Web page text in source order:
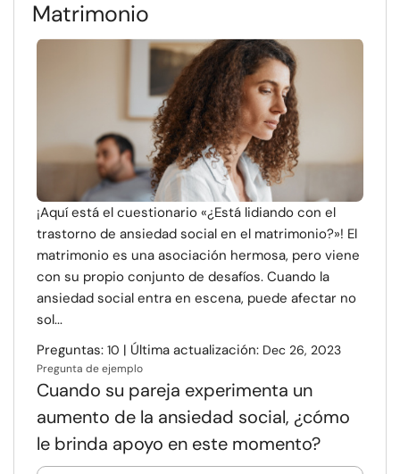
Matrimonio
¡Aquí está el cuestionario «¿Está lidiando con el
trastorno de ansiedad social en el matrimonio?»! El
matrimonio es una asociación hermosa, pero viene
con su propio conjunto de desafíos. Cuando la
ansiedad social entra en escena, puede afectar no
sol...
Preguntas: 10 | Última actualización: Dec 26, 2023
Pregunta de ejemplo
Cuando su pareja experimenta un
aumento de la ansiedad social, ¿cómo
le brinda apoyo en este momento?